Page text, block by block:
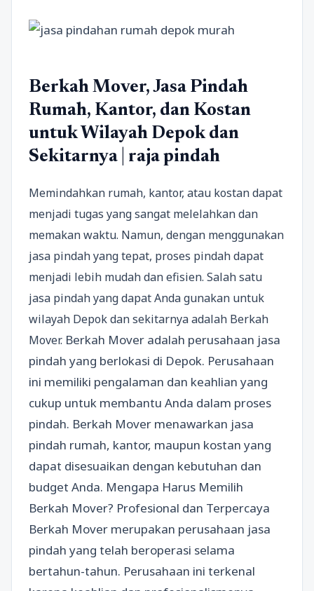
Berkah Mover, Jasa Pindah
Rumah, Kantor, dan Kostan
untuk Wilayah Depok dan
Sekitarnya | raja pindah
Memindahkan rumah, kantor, atau kostan dapat
menjadi tugas yang sangat melelahkan dan
memakan waktu. Namun, dengan menggunakan
jasa pindah yang tepat, proses pindah dapat
menjadi lebih mudah dan efisien. Salah satu
jasa pindah yang dapat Anda gunakan untuk
wilayah Depok dan sekitarnya adalah Berkah
Mover. Berkah Mover adalah perusahaan jasa
pindah yang berlokasi di Depok. Perusahaan
ini memiliki pengalaman dan keahlian yang
cukup untuk membantu Anda dalam proses
pindah. Berkah Mover menawarkan jasa
pindah rumah, kantor, maupun kostan yang
dapat disesuaikan dengan kebutuhan dan
budget Anda. Mengapa Harus Memilih
Berkah Mover? Profesional dan Terpercaya
Berkah Mover merupakan perusahaan jasa
pindah yang telah beroperasi selama
bertahun-tahun. Perusahaan ini terkenal